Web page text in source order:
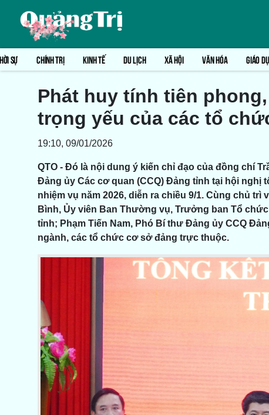
SỰ CHÍNH TRỊ KINH TẾ DU LỊCH XÃ HỘI VĂN HÓA GIÁO
Phát huy tính tiên
trọng yếu của các tổ
19:10, 09/01/2026
QTO - Đó là nội dung ý kiến chỉ đạo của đồng chí
Đảng ủy Các cơ quan (CCQ) Đảng tỉnh tại hội nghị
nhiệm vụ năm 2026, diễn ra chiều 9/1. Cùng chủ
Bình, Ủy viên Ban Thường vụ, Trưởng ban Tổ
tỉnh; Phạm Tiến Nam, Phó Bí thư Đảng ủy CCQ
ngành, các tổ chức cơ sở đảng trực thuộc.